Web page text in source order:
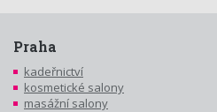
Praha
kadeřnictví
kosmetické salony
masážní salony